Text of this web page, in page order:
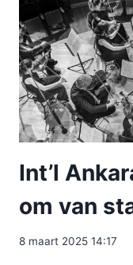
Int’l
om van
8 maart 2025 14:17